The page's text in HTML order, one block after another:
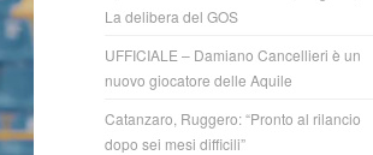
k
La delibera del GOS
UFFICIALE – Damiano Cancellieri è un
nuovo giocatore delle Aquile
Catanzaro, Ruggero: “Pronto al rilancio
dopo sei mesi difficili”